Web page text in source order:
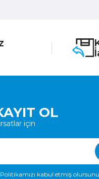
OL
için
kabul etmiş